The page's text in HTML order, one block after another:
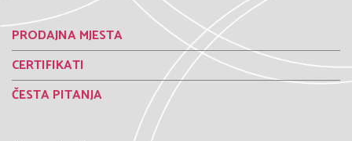
PRODAJNA MJESTA
CERTIFIKATI
ČESTA PITANJA